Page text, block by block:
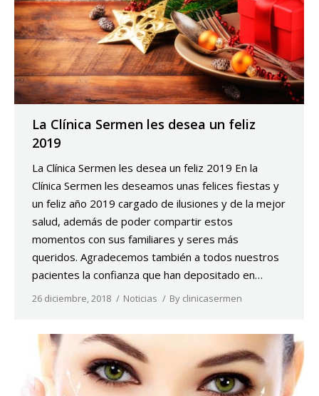
La Clínica Sermen les desea un feliz
2019
La Clínica Sermen les desea un feliz 2019 En la
Clínica Sermen les deseamos unas felices fiestas y
un feliz año 2019 cargado de ilusiones y de la mejor
salud, además de poder compartir estos
momentos con sus familiares y seres más
queridos. Agradecemos también a todos nuestros
pacientes la confianza que han depositado en…
26 diciembre, 2018 Noticias By clinicasermen